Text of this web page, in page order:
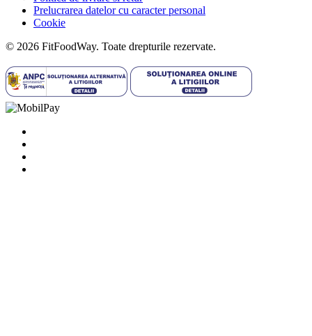
Prelucrarea datelor cu caracter personal
Cookie
© 2026 FitFoodWay. Toate drepturile rezervate.